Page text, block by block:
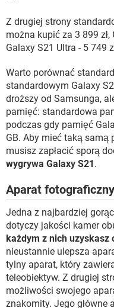
Z drugiej strony
można kupić za 3 899 zł,
Galaxy S21 Ultra - 5 749
Warto porównać
standardowym Galaxy
droższy od Samsunga,
pamięć: standardowa
podczas gdy pamięć
GB. Aby mieć taką
musisz zapłacić sporą
wygrywa Galaxy S21.
Aparat fotograficzny
Jedna z najbardziej
dotyczy jakości kamer
każdym z nich uzyskasz
nieustannie ulepsza
tylny aparat, który
teleobiektyw. Z drugiej
możliwości swojego
znakomity. Jego główne